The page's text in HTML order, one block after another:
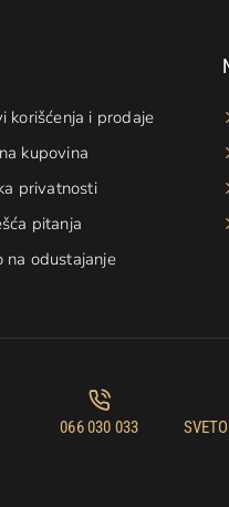
korišćenja i prodaje
kupovina
privatnosti
pitanja
na odustajanje
066 030 033